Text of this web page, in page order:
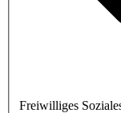
Freiwilliges